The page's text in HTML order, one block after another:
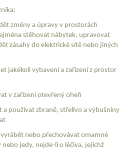
změny a úpravy v prostorách
stěhovat nábytek, upravovat
zásahy do elektrické sítě nebo jiných
jakékoli vybavení a zařízení z prostor
v zařízení otevřený oheň
a používat zbraně, střelivo a výbušniny
nebo přechovávat omamné
jedy, nejde-li o léčiva, jejichž